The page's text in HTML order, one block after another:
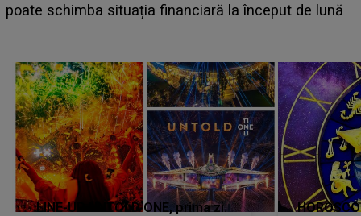
poate schimba situația financiară la început de lună
LINE-UP UNTOLD ONE, prima zi.